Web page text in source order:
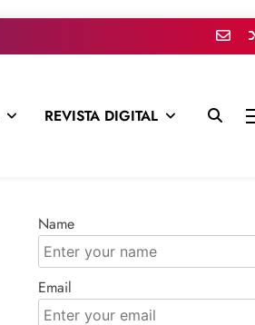
REVISTA DIGITAL
Name
Email